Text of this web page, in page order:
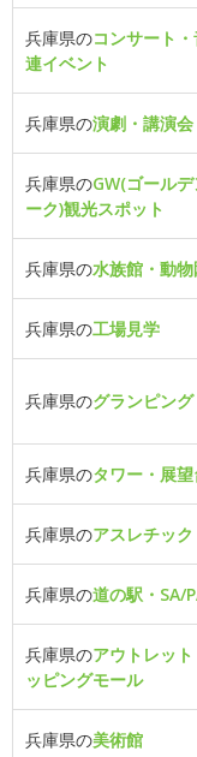
兵庫県のコンサート
連イベント
兵庫県の演劇・講演会
兵庫県のGW(ゴール
ーク)観光スポット
兵庫県の水族館・動
兵庫県の工場見学
兵庫県のグランピング
兵庫県のタワー・展望
兵庫県のアスレチック
兵庫県の道の駅・SA/
兵庫県のアウトレット
ッピングモール
兵庫県の美術館